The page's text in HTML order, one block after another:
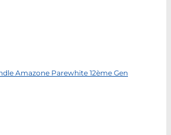
Amazone Parewhite 12ème Gen